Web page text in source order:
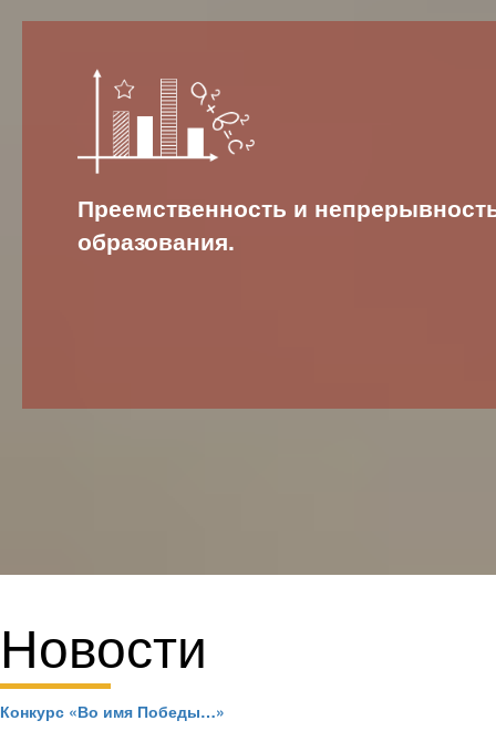
Преемственность и
образования.
Новости
Конкурс «Во имя Победы…»